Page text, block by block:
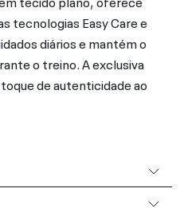
tecnologias Easy Care e
diários e mantém o
o treino. A exclusiva
de autenticidade ao